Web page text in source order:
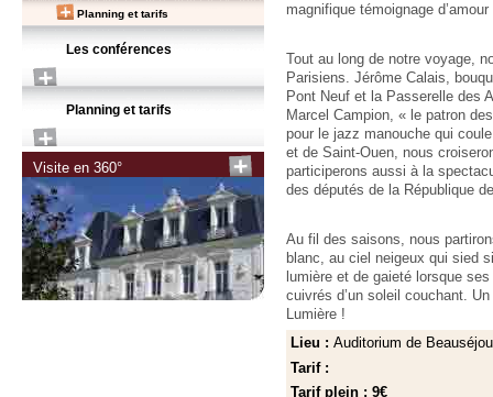
Planning et tarifs
Les conférences
Planning et tarifs
Visite en 360°
magnifique témoignage
Tout au long de notre voyage,
Parisiens. Jérôme Calais,
Pont Neuf et la Passerelle des
Marcel Campion, « le patron
pour le jazz manouche qui
et de Saint-Ouen, nous
participerons aussi à la
des députés de la République
Au fil des saisons, nous
blanc, au ciel neigeux qui sied
lumière et de gaieté lorsque
cuivrés d’un soleil couchant.
Lumière !
Lieu : Auditorium de
Tarif :
Tarif plein : 9€